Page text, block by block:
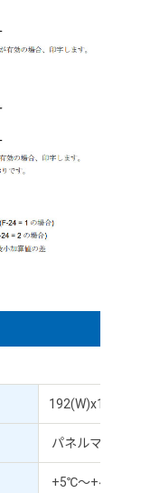
パネルマウント
+5℃～+40℃ 80